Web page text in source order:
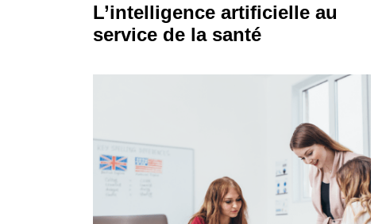
L’intelligence artificielle au
service de la santé